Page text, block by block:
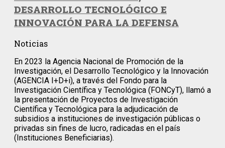
DESARROLLO TECNOLÓGICO E
INNOVACIÓN PARA LA DEFENSA
Noticias
En 2023 la Agencia Nacional de Promoción de la
Investigación, el Desarrollo Tecnológico y la Innovación
(AGENCIA I+D+i), a través del Fondo para la
Investigación Científica y Tecnológica (FONCyT), llamó a
la presentación de Proyectos de Investigación
Científica y Tecnológica para la adjudicación de
subsidios a instituciones de investigación públicas o
privadas sin fines de lucro, radicadas en el país
(Instituciones Beneficiarias).